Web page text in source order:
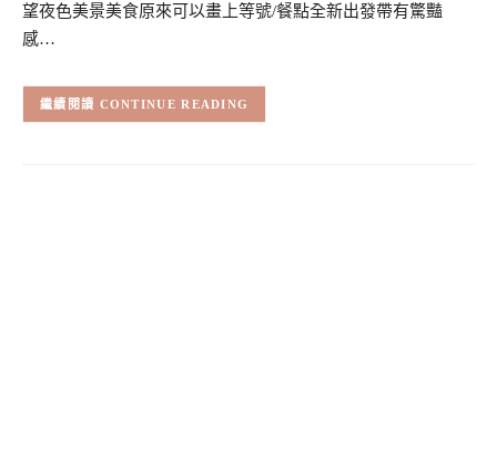
望夜色美景美食原來可以畫上等號/餐點全新出發帶有驚豔
感…
CONTINUE READING